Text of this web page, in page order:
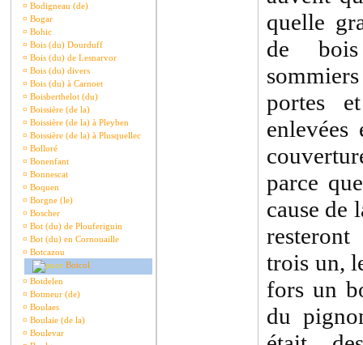
¤ Bodigneau (de)
¤ Bogar
¤ Bohic
¤ Bois (du) Dourduff
¤ Bois (du) de Lesnarvor
¤ Bois (du) divers
¤ Bois (du) à Carnoet
¤ Boisberthelot (du)
¤ Boissière (de la)
¤ Boissière (de la) à Pleyben
¤ Boissière (de la) à Plusquellec
¤ Bolloré
¤ Bonenfant
¤ Bonnescat
¤ Boquen
¤ Borgne (le)
¤ Boscher
¤ Bot (du) de Plouferiguin
¤ Bot (du) en Cornouaille
¤ Botcazou
Botcol
¤ Botdelen
¤ Botmeur (de)
¤ Boulaes
¤ Boulaie (de la)
¤ Boulevar
quelle
de
portes
parce
cause de
trois un,
fors un
du